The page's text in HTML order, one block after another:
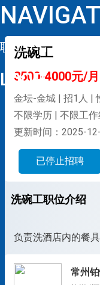
职位详情
LOOP
洗碗工
3500-4000元/月
金坛-金城 | 招1人 |
不限学历 | 不限工作
更新时间：2025-
已停止招聘
洗碗工职位介绍
负责洗酒店内的餐
常州